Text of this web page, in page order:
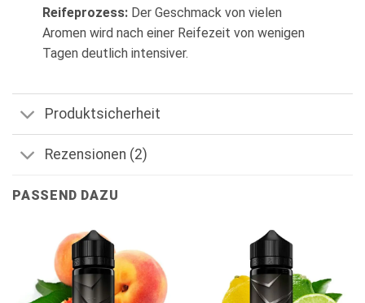
Reifeprozess:Der Geschmack von vielen
Aromen wird nach einer Reifezeit von wenigen
Tagen deutlich intensiver.
Produktsicherheit
Rezensionen (2)
PASSEND DAZU